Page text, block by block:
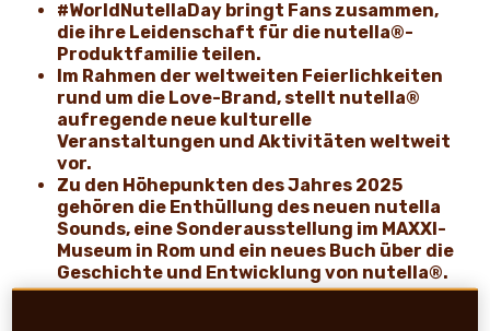
#WorldNutellaDay bringt Fans zusammen,
die ihre Leidenschaft für die nutella®-
Produktfamilie teilen.
Im Rahmen der weltweiten Feierlichkeiten
rund um die Love-Brand, stellt nutella®
aufregende neue kulturelle
Veranstaltungen und Aktivitäten weltweit
vor.
Zu den Höhepunkten des Jahres 2025
gehören die Enthüllung des neuen nutella
Sounds, eine Sonderausstellung im MAXXI-
Museum in Rom und ein neues Buch über die
Geschichte und Entwicklung von nutella®.